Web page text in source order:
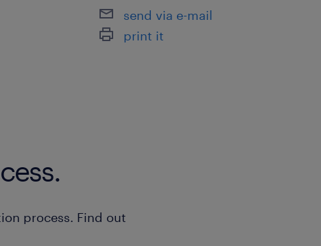
send via e-mail
print it
process. Find out